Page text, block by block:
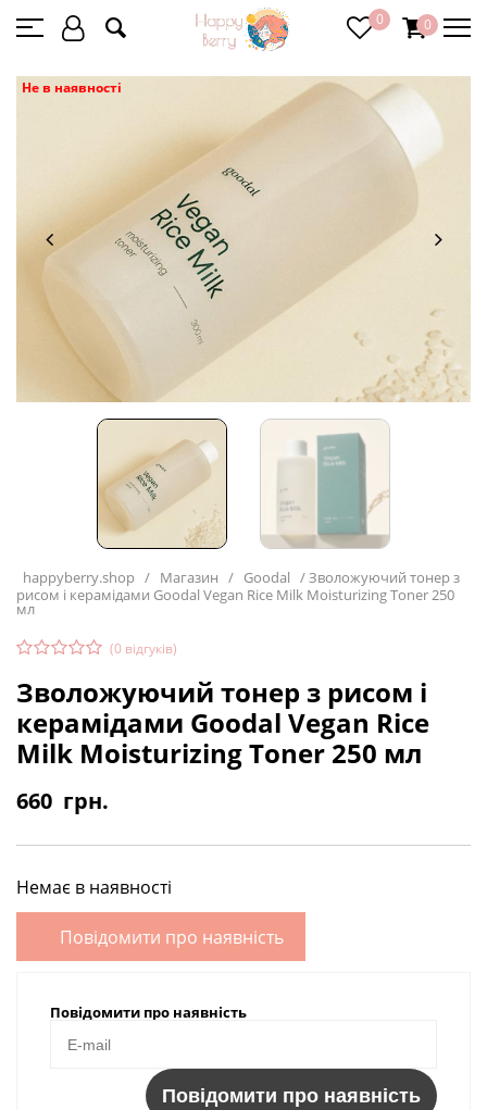
0 0
Не в наявності
happyberry.shop / Магазин / Goodal /Зволожуючий тонер з
рисом і керамідами Goodal Vegan Rice Milk Moisturizing Toner 250
мл
(0 відгуків)
Зволожуючий тонер з рисом і
керамідами Goodal Vegan Rice
Milk Moisturizing Toner 250 мл
660 грн.
Немає в наявності
Повідомити про наявність
Повідомити про наявність
Повідомити про наявність